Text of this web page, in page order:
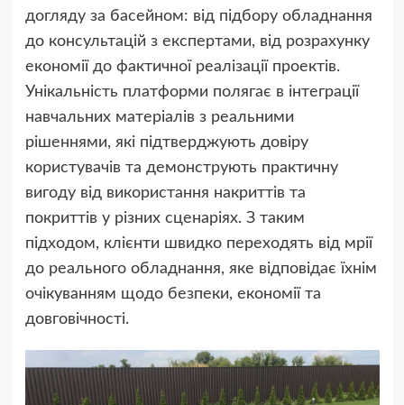
догляду за басейном: від підбору обладнання
до консультацій з експертами, від розрахунку
економії до фактичної реалізації проектів.
Унікальність платформи полягає в інтеграції
навчальних матеріалів з реальними
рішеннями, які підтверджують довіру
користувачів та демонструють практичну
вигоду від використання накриттів та
покриттів у різних сценаріях. З таким
підходом, клієнти швидко переходять від мрії
до реального обладнання, яке відповідає їхнім
очікуванням щодо безпеки, економії та
довговічності.